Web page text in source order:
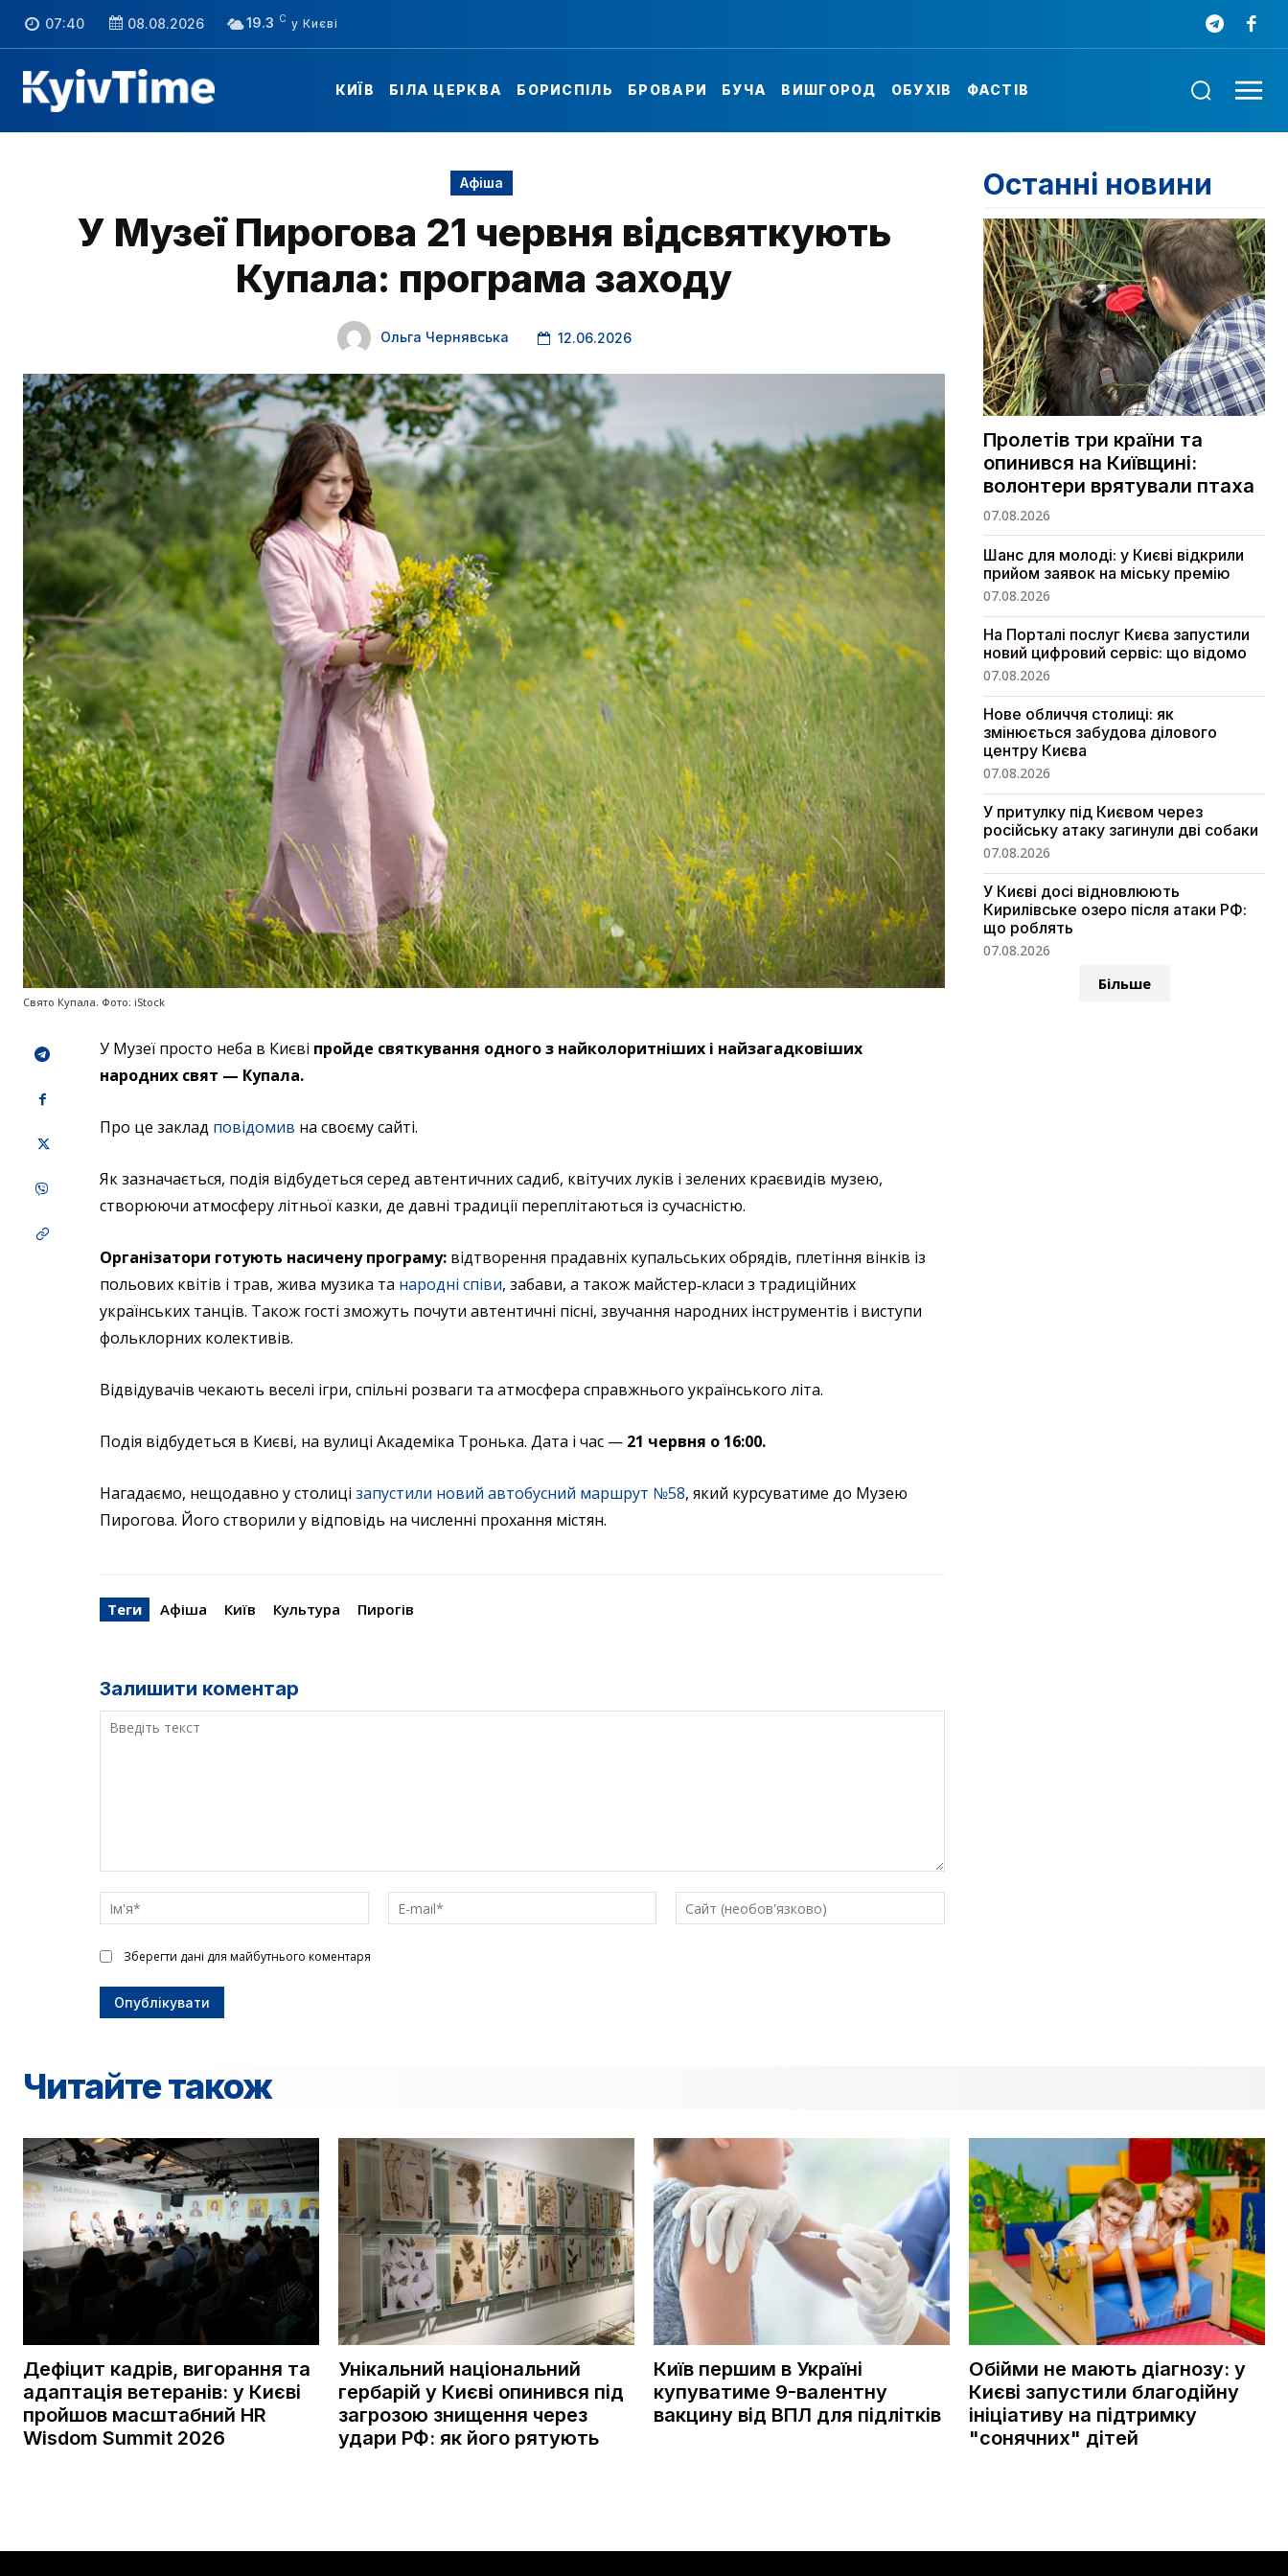
07:40 08.08.2026 19.3 C
КИЇВ БІЛА ЦЕРКВА БОРИСПІЛЬ БРОВАРИ БУЧА ВИШГОРОД ОБУХІВ ФАСТІВ
Афіша
У Музеї Пирогова 21 червня відсвяткують
Купала: програма заходу
Ольга Чернявська 12.06.2026
Свято Купала. Фото: iStock
У Музеї просто неба в Києві пройде святкування одного з найколоритніших і найзагадковіших
народних свят — Купала.
Про це заклад повідомив на своєму сайті.
Як зазначається, подія відбудеться серед автентичних садиб, квітучих луків і зелених краєвидів музею,
створюючи атмосферу літньої казки, де давні традиції переплітаються із сучасністю.
Організатори готують насичену програму: відтворення прадавніх купальських обрядів, плетіння вінків із
польових квітів і трав, жива музика та народні співи, забави, а також майстер‑класи з традиційних
українських танців. Також гості зможуть почути автентичні пісні, звучання народних інструментів і виступи
фольклорних колективів.
Відвідувачів чекають веселі ігри, спільні розваги та атмосфера справжнього українського літа.
Подія відбудеться в Києві, на вулиці Академіка Тронька. Дата і час — 21 червня о 16:00.
Нагадаємо, нещодавно у столицізапустили новий автобусний маршрут №58, який курсуватиме до Музею
Пирогова. Його створили у відповідь на численні прохання містян.
Теги Афіша Київ Культура Пирогів
Залишити коментар
текст
Ім'я*
mail*
(необов'язково)
Зберегти дані для майбутнього коментаря
Останні новини
Пролетів три країни та
опинився на Київщині:
волонтери врятували птаха
07.08.2026
Шанс для молоді: у Києві відкрили
прийом заявок на міську премію
07.08.2026
На Порталі послуг Києва запустили
новий цифровий сервіс: що відомо
07.08.2026
Нове обличчя столиці: як
змінюється забудова ділового
центру Києва
07.08.2026
У притулку під Києвом через
російську атаку загинули дві собаки
07.08.2026
У Києві досі відновлюють
Кирилівське озеро після атаки РФ:
що роблять
07.08.2026
Більше
Читайте також
Дефіцит кадрів, вигорання та
адаптація ветеранів: у Києві
пройшов масштабний HR
Wisdom Summit 2026
Унікальний національний
гербарій у Києві опинився під
загрозою знищення через
удари РФ: як його рятують
Київ першим в Україні
купуватиме 9-валентну
вакцину від ВПЛ для підлітків
Обійми не мають діагнозу: у
Києві запустили благодійну
ініціативу на підтримку
"сонячних" дітей